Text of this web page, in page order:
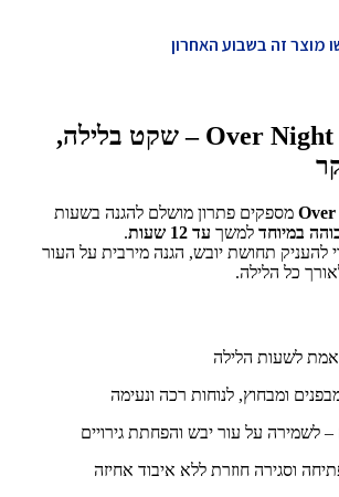
חיתולי שקמה Over Night – שקט בלילה,
מספקים פתרון מושלם להגנה בשעות
במיוחד למשך עד 12 שעות
.
להעניק תחושת יובש, הגנה מירבית על העור
כל הלילה.
לשעות הלילה
ומבחוץ, לנוחות רכה ונעימה
– לשמירה על עור יבש והפחתת גירויים
וסגירה חוזרת ללא איבוד אחיזה